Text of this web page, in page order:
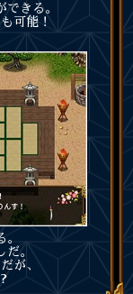
きる。
可能！
だ。
が、